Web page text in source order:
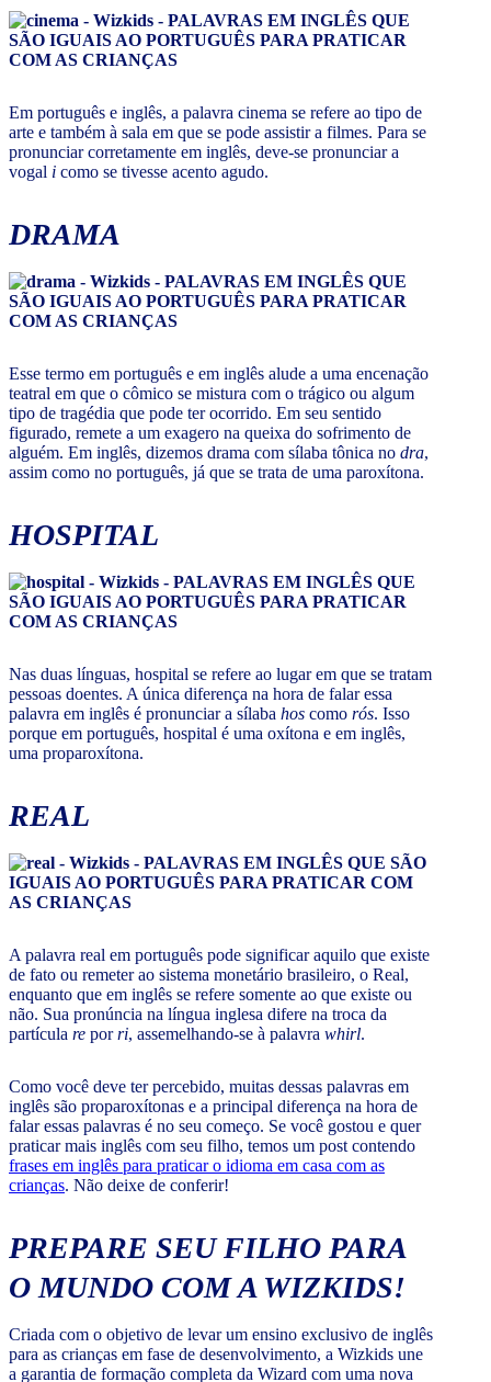
Em português e inglês, a palavra cinema se refere ao tipo de
arte e também à sala em que se pode assistir a filmes. Para se
pronunciar corretamente em inglês, deve-se pronunciar a
vogal i como se tivesse acento agudo.
DRAMA
Esse termo em português e em inglês alude a uma encenação
teatral em que o cômico se mistura com o trágico ou algum
tipo de tragédia que pode ter ocorrido. Em seu sentido
figurado, remete a um exagero na queixa do sofrimento de
alguém. Em inglês, dizemos drama com sílaba tônica no dra,
assim como no português, já que se trata de uma paroxítona.
HOSPITAL
Nas duas línguas, hospital se refere ao lugar em que se tratam
pessoas doentes. A única diferença na hora de falar essa
palavra em inglês é pronunciar a sílaba hos como rós. Isso
porque em português, hospital é uma oxítona e em inglês,
uma proparoxítona.
REAL
A palavra real em português pode significar aquilo que existe
de fato ou remeter ao sistema monetário brasileiro, o Real,
enquanto que em inglês se refere somente ao que existe ou
não. Sua pronúncia na língua inglesa difere na troca da
partícula re porri, assemelhando-se à palavra whirl.
Como você deve ter percebido, muitas dessas palavras em
inglês são proparoxítonas e a principal diferença na hora de
falar essas palavras é no seu começo. Se você gostou e quer
praticar mais inglês com seu filho, temos um post contendo
frases em inglês para praticar o idioma em casa com as
crianças. Não deixe de conferir!
PREPARE SEU FILHO PARA
O MUNDO COM A WIZKIDS!
Criada com o objetivo de levar um ensino exclusivo de inglês
para as crianças em fase de desenvolvimento, a Wizkids une
a garantia de formação completa da Wizard com uma nova